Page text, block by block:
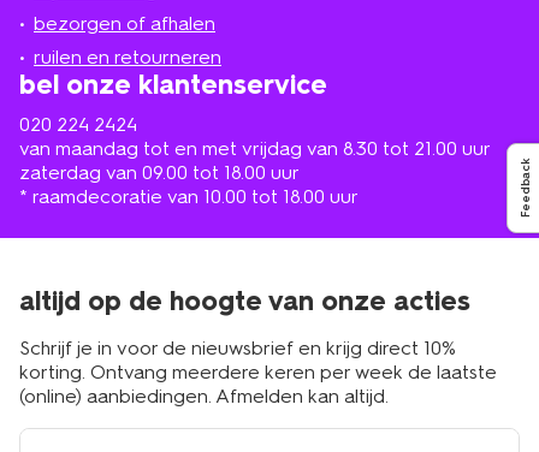
Feedback
bezorgen of afhalen
ruilen en retourneren
bel onze klantenservice
020 224 2424
van maandag tot en met vrijdag van 8.30 tot 21.00 uur
zaterdag van 09.00 tot 18.00 uur
* raamdecoratie van 10.00 tot 18.00 uur
de
buurt
altijd op de hoogte van onze acties
Schrijf je in voor de nieuwsbrief en krijg direct 10%
korting. Ontvang meerdere keren per week de laatste
(online) aanbiedingen. Afmelden kan altijd.
e-